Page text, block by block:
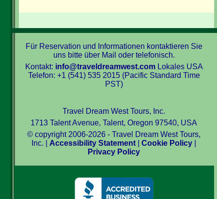
Für Reservation und Informationen kontaktieren Sie
uns bitte über Mail oder telefonisch.
Kontakt: info@traveldreamwest.comLokales USA
Telefon: +1 (541) 535 2015 (Pacific Standard Time
PST)
Travel Dream West Tours, Inc.
1713 Talent Avenue, Talent, Oregon 97540, USA
© copyright 2006-2026 - Travel Dream West Tours,
Inc. | Accessibility Statement |Cookie Policy
Privacy Policy